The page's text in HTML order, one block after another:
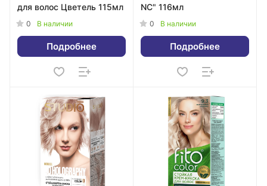
для волос Цветель 115мл
0 В наличии
Подробнее
NC" 116мл
0 В наличии
Подробнее